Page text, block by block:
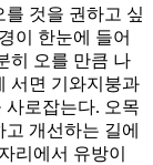
것을 권하고 싶
이 한눈에 들어
히 오를 만큼 나
서면 기와지붕과
사로잡는다. 오목
개선하는 길에
리에서 유방이